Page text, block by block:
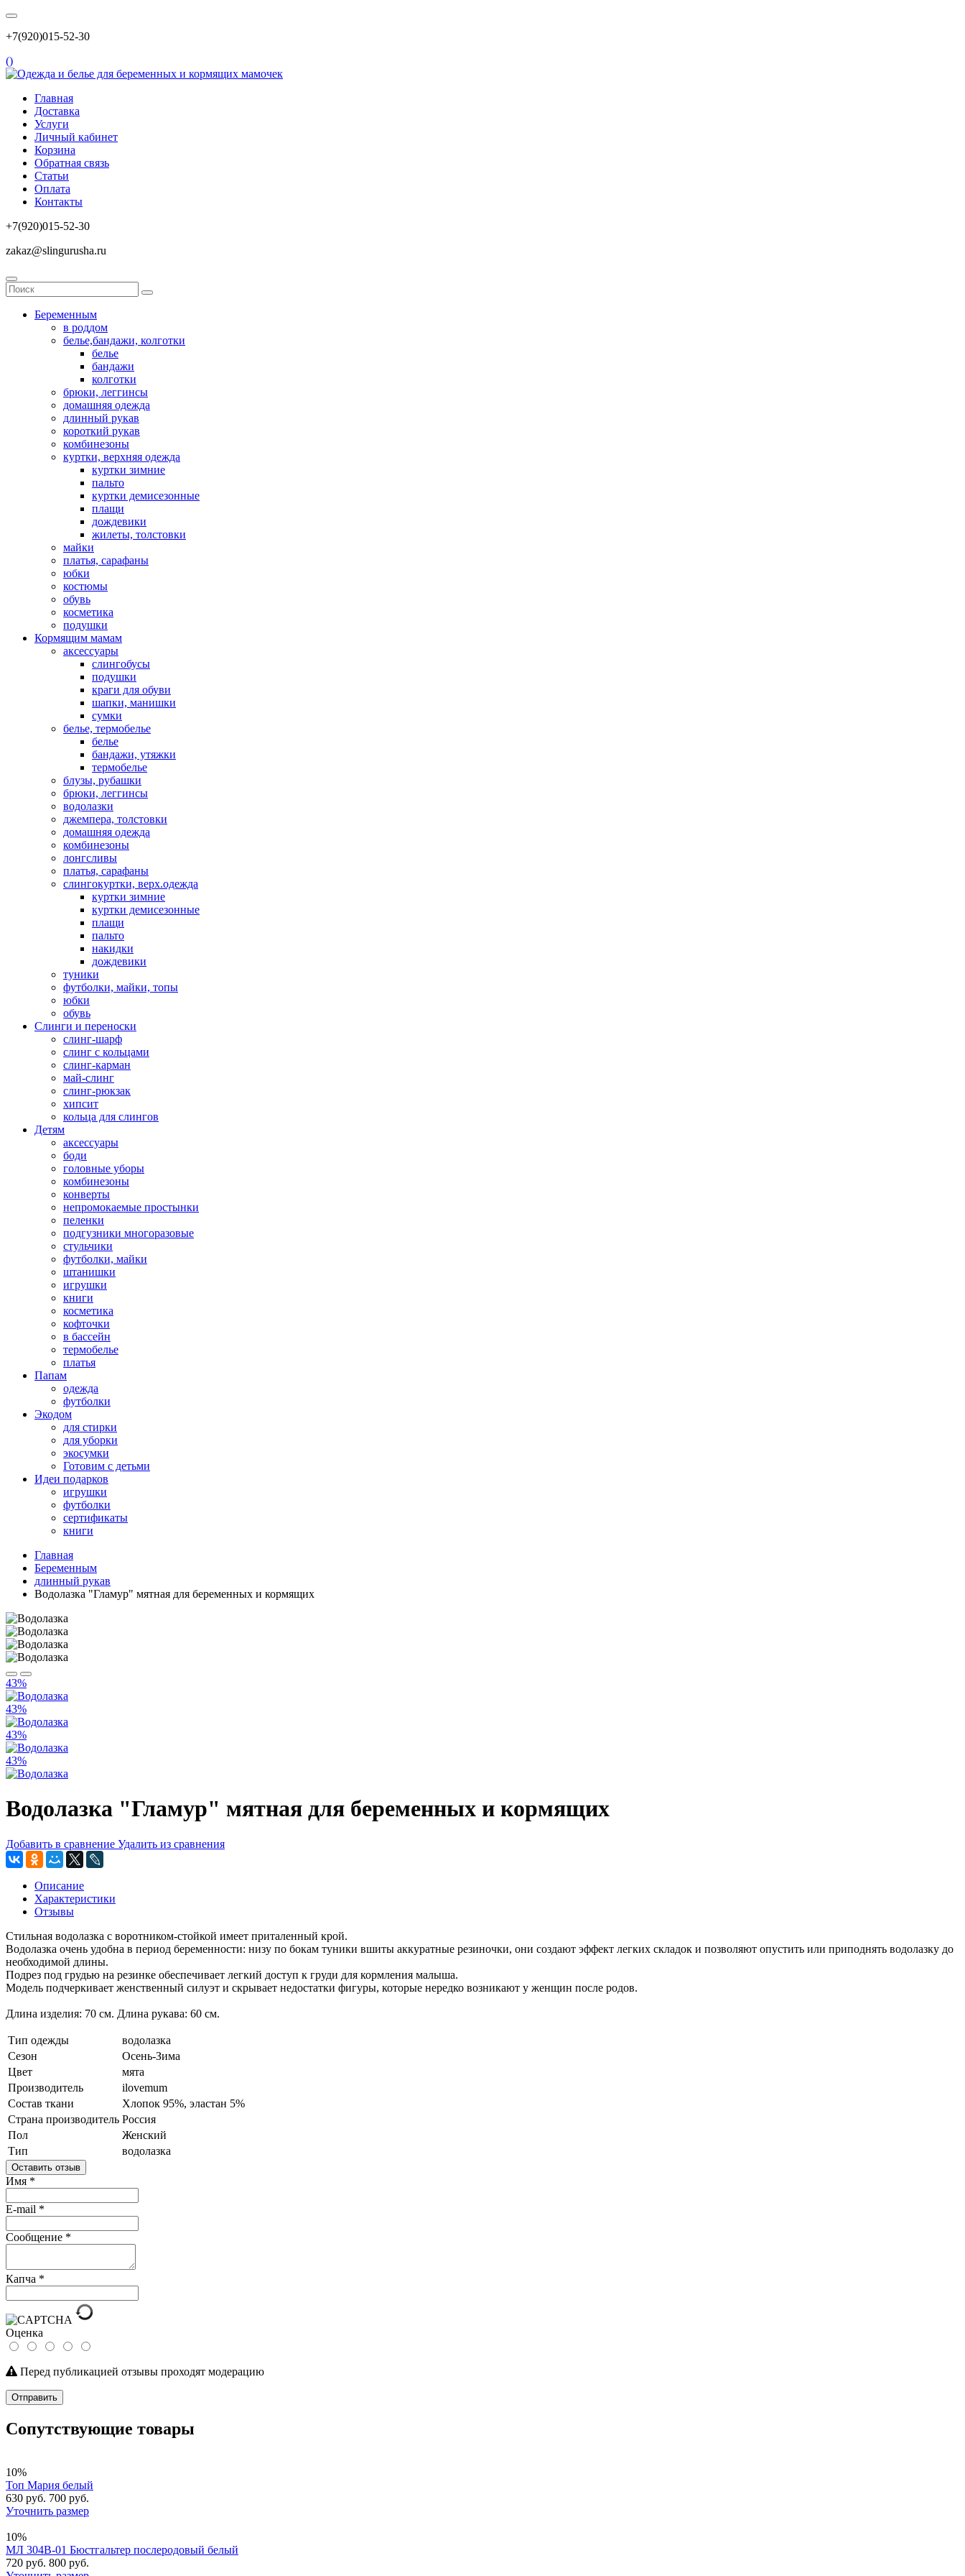
+7(920)015-52-30
()
Главная
Доставка
Услуги
Личный кабинет
Корзина
Обратная связь
Статьи
Оплата
Контакты
+7(920)015-52-30
zakaz@slingurusha.ru
Беременным
в роддом
белье,бандажи, колготки
белье
бандажи
колготки
брюки, леггинсы
домашняя одежда
длинный рукав
короткий рукав
комбинезоны
куртки, верхняя одежда
куртки зимние
пальто
куртки демисезонные
плащи
дождевики
жилеты, толстовки
майки
платья, сарафаны
юбки
костюмы
обувь
косметика
подушки
Кормящим мамам
аксессуары
слингобусы
подушки
краги для обуви
шапки, манишки
сумки
белье, термобелье
белье
бандажи, утяжки
термобелье
блузы, рубашки
брюки, леггинсы
водолазки
джемпера, толстовки
домашняя одежда
комбинезоны
лонгсливы
платья, сарафаны
слингокуртки, верх.одежда
куртки зимние
куртки демисезонные
плащи
пальто
накидки
дождевики
туники
футболки, майки, топы
юбки
обувь
Слинги и переноски
слинг-шарф
слинг с кольцами
слинг-карман
май-слинг
слинг-рюкзак
хипсит
кольца для слингов
Детям
аксессуары
боди
головные уборы
комбинезоны
конверты
непромокаемые простынки
пеленки
подгузники многоразовые
стульчики
футболки, майки
штанишки
игрушки
книги
косметика
кофточки
в бассейн
термобелье
платья
Папам
одежда
футболки
Экодом
для стирки
для уборки
экосумки
Готовим с детьми
Идеи подарков
игрушки
футболки
сертификаты
книги
Главная
Беременным
длинный рукав
Водолазка "Гламур" мятная для беременных и кормящих
43%
43%
43%
43%
Водолазка "Гламур" мятная для беременных и кормящих
Добавить в сравнение Удалить из сравнения
Описание
Характеристики
Отзывы
Стильная водолазка с воротником-стойкой имеет приталенный крой.
Водолазка очень удобна в период беременности: низу по бокам туники вшиты аккуратные резиночки, они создают эффект легких складок и позволяют опустить или приподнять водолазку до
необходимой длины.
Подрез под грудью на резинке обеспечивает легкий доступ к груди для кормления малыша.
Модель подчеркивает женственный силуэт и скрывает недостатки фигуры, которые нередко возникают у женщин после родов.
Длина изделия: 70 см. Длина рукава: 60 см.
Тип одежды
водолазка
Сезон
Осень-Зима
Цвет
мята
Производитель
ilovemum
Состав ткани
Хлопок 95%, эластан 5%
Страна производитель Россия
Пол
Женский
Тип
водолазка
Оставить отзыв
Имя *
E-mail *
Сообщение *
Капча *
Оценка
Перед публикацией отзывы проходят модерацию
Отправить
Сопутствующие товары
10%
Топ Мария белый
630 руб. 700 руб.
Уточнить размер
10%
МЛ 304В-01 Бюстгальтер послеродовый белый
720 руб. 800 руб.